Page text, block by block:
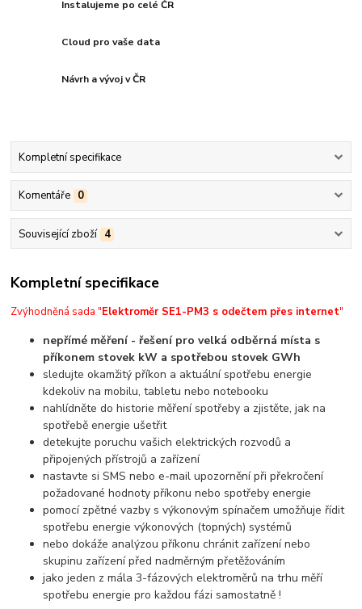
Instalujeme po celé ČR
Cloud pro vaše data
Návrh a vývoj v ČR
Kompletní specifikace
Komentáře 0
Související zboží 4
Kompletní specifikace
Zvýhodněná sada "Elektroměr SE1-PM3 s odečtem přes internet"
nepřímé měření - řešení pro velká odběrná místa s
příkonem stovek kW a spotřebou stovek GWh
sledujte okamžitý příkon a aktuální spotřebu energie
kdekoliv na mobilu, tabletu nebo notebooku
nahlídněte do historie měření spotřeby a zjistěte, jak na
spotřebě energie ušetřit
detekujte poruchu vašich elektrických rozvodů a
připojených přístrojů a zařízení
nastavte si SMS nebo e-mail upozornění při překročení
požadované hodnoty příkonu nebo spotřeby energie
pomocí zpětné vazby s výkonovým spínačem umožňuje řídit
spotřebu energie výkonových (topných) systémů
nebo dokáže analýzou příkonu chránit zařízení nebo
skupinu zařízení před nadměrným přetěžováním
jako jeden z mála 3-fázových elektroměrů na trhu měří
spotřebu energie pro každou fázi samostatně !